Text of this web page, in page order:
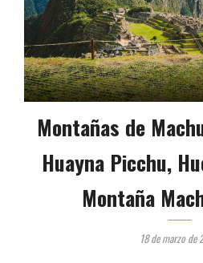
Montañas de
Huayna Picchu,
Montaña
18 de marzo de